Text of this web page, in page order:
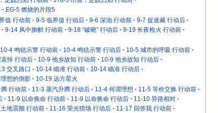
EG-5 燃烧的片段5
值 行动前 9-5 临界值 行动后 9-6 深池 行动前
9-7 捉迷藏 行动后
9-14 风中旗帜 行动前 9-18 “破晓” 行动后
9-19 长夜枪火 行动前
10-4 鸣铳示警 行动前 10-4 鸣铳示警 行动后
10-5 城市的呼吸 行动前
悼 行动后 10-9 他乡故知 行动前
10-9 他乡故知 行动后
交叉路口 10-14 瞄准 行动前
10-14 瞄准 行动后
想的倒影 10-19 远方星火
行动前 11-3 蒸汽升腾 行动后 11-4 何谓理想
11-5 等价交换 行动前
11-9 以命换命 行动前 11-9 以命换命 行动后
11-10 异路相对
地震颤 行动前 11-16 荣光猎场 行动后
11-17 回答我 行动前